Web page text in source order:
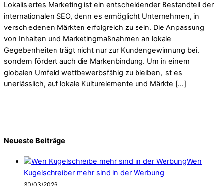
Lokalisiertes Marketing ist ein entscheidender Bestandteil der
internationalen SEO, denn es ermöglicht Unternehmen, in
verschiedenen Märkten erfolgreich zu sein. Die Anpassung
von Inhalten und Marketingmaßnahmen an lokale
Gegebenheiten trägt nicht nur zur Kundengewinnung bei,
sondern fördert auch die Markenbindung. Um in einem
globalen Umfeld wettbewerbsfähig zu bleiben, ist es
unerlässlich, auf lokale Kulturelemente und Märkte […]
Neueste Beiträge
Wen
Kugelschreiber mehr sind in der Werbung.
30/03/2026